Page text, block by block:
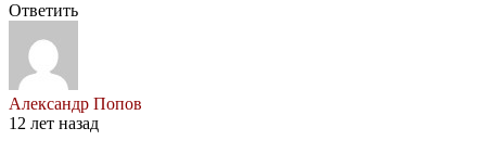
Ответить
Александр Попов
12 лет назад